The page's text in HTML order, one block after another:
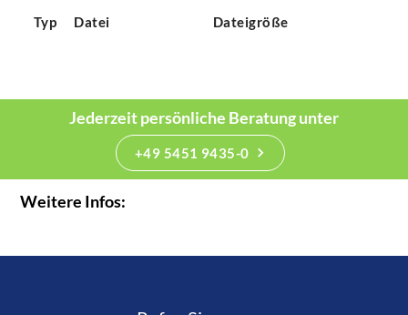
Typ Datei Dateigröße
Jederzeit persönliche Beratung unter
+49 5451 9435-0
Weitere Infos: